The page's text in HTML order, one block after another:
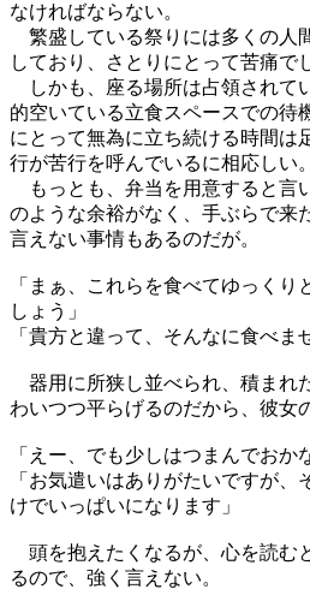
なければならない。
繁盛している祭りには多くの人
しており、さとりにとって苦痛で
しかも、座る場所は占領されて
的空いている立食スペースでの待
にとって無為に立ち続ける時間は
行が苦行を呼んでいるに相応しい。
もっとも、弁当を用意すると言
のような余裕がなく、手ぶらで来
言えない事情もあるのだが。
「まぁ、これらを食べてゆっく
しょう」
「貴方と違って、そんなに食べま
器用に所狭し並べられ、積まれ
わいつつ平らげるのだから、彼女
「えー、でも少しはつまんでおか
「お気遣いはありがたいですが
けでいっぱいになります」
頭を抱えたくなるが、心を読む
るので、強く言えない。